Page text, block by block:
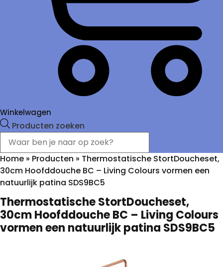
Winkelwagen
Producten zoeken
Home » Producten » Thermostatische StortDoucheset,
30cm Hoofddouche BC – Living Colours vormen een
natuurlijk patina SDS9BC5
Thermostatische StortDoucheset,
30cm Hoofddouche BC – Living Colours
vormen een natuurlijk patina SDS9BC5